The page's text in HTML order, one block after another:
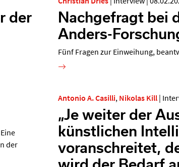
der
Nachgefragt bei
Anders-
Fünf Fragen zur Einweihung,
der
Antonio A. Casilli, Nikolas Kill |
„Je weiter der
künstlichen
voranschreitet,